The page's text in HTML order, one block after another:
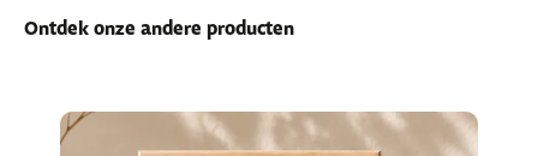
Ontdek onze andere producten